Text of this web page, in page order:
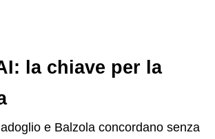
la chiave per la
e Balzola concordano senza